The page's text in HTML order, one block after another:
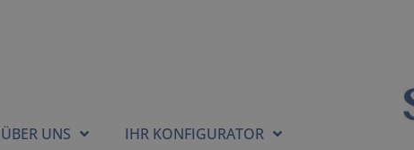
ÜBER UNS IHR KONFIGURATOR